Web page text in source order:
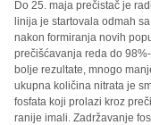
Do 25. maja prečistač je
linija je startovala odmah
nakon formiranja novih
prečišćavanja reda do
bolje rezultate, mnogo
ukupna količina nitrata je
fosfata koji prolazi kroz
ranije imali. Zadržavanje